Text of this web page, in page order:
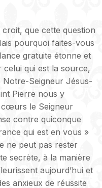
que cette question
pourquoi faites-vous
gratuite étonne et
celui qui est la source,
Seigneur Jésus-
Pierre nous y
cœurs le Seigneur
contre quiconque
qui est en vous »
ne peut pas rester
secrète, à la manière
aujourd’hui et
anxieux de réussite